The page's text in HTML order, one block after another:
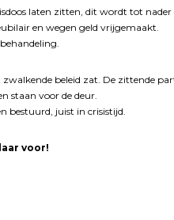
laten zitten, dit wordt tot nader
en wegen geld vrijgemaakt.
beleid zat. De zittende
staan voor de deur.
bestuurd, juist in crisistijd.
voor!